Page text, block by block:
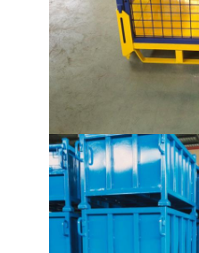
사건
견적 요청
창고 저장 랙
슈퍼마켓 진열대
캔틸레버 랙킹